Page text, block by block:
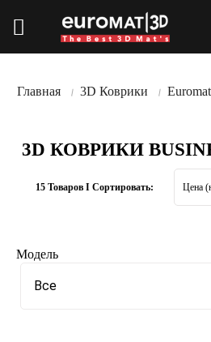
Главная 3D Коврики
3D КОВРИКИ
15 Товаров I Сортировать:
Модель
Все